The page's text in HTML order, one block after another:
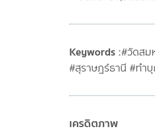
Keywords :#วัดสม
#สุราษฎร์ธานี #ทำ
เครดิตภาพ